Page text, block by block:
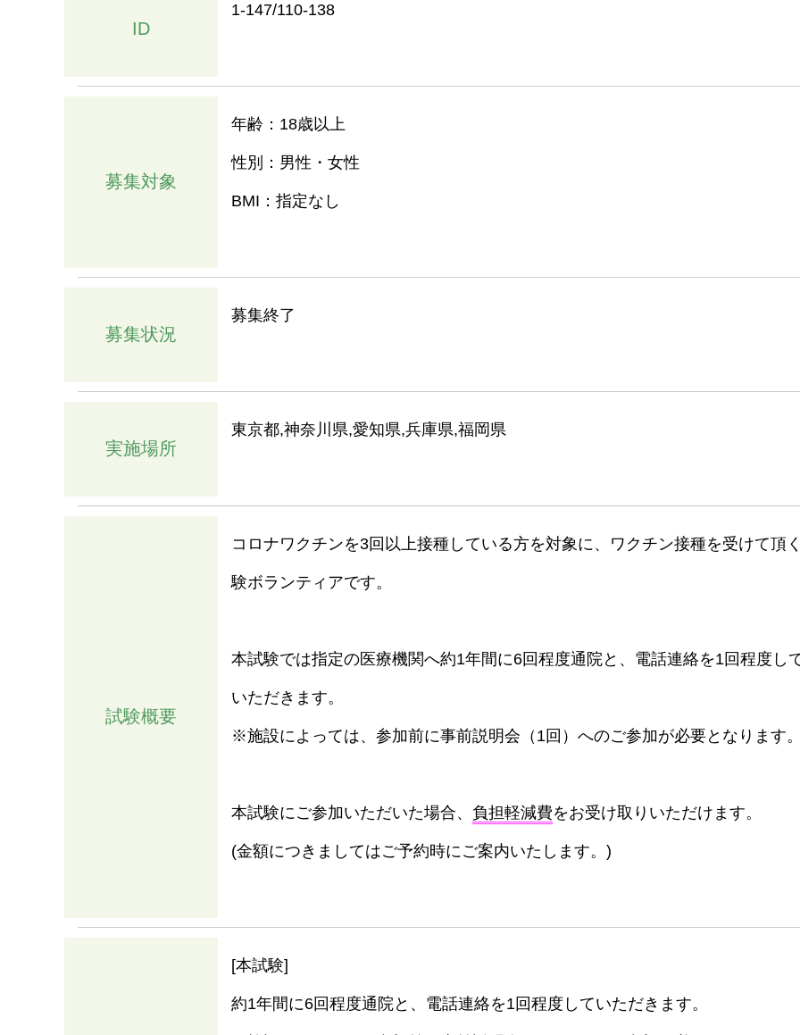
ID
1-147/110-138
募集対象
年齢：18歳以上
性別：男性・女性
BMI：指定なし
募集状況
募集終了
実施場所
東京都,神奈川県,愛知県,兵庫県,福岡県
試験概要
コロナワクチンを3回以上接種している方を対象に、ワクチン接種を受けて頂
験ボランティアです。
本試験では指定の医療機関へ約1年間に6回程度通院と、電話連絡を1回程度し
いただきます。
※施設によっては、参加前に事前説明会（1回）へのご参加が必要となります
本試験にご参加いただいた場合、 負担軽減費をお受け取りいただけます。
(金額につきましてはご予約時にご案内いたします。)
[本試験]
約1年間に6回程度通院と、電話連絡を1回程度していただきます。